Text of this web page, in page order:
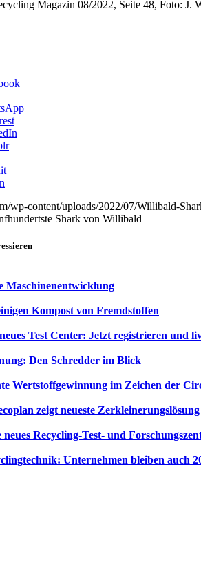
Magazin 08/2022, Seite 48, Foto: J.
wp-content/uploads/2022/07/Willibald-
Shark von Willibald
Maschinenentwicklung
Kompost von Fremdstoffen
Test Center: Jetzt registrieren und
Den Schredder im Blick
Wertstoffgewinnung im Zeichen der
zeigt neueste Zerkleinerungslösung
Recycling-Test- und
Unternehmen bleiben auch